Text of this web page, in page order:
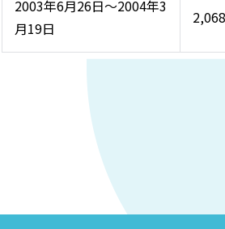
2003年6月26日～2004年3
月19日